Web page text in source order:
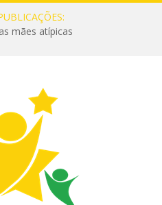
mães atípicas